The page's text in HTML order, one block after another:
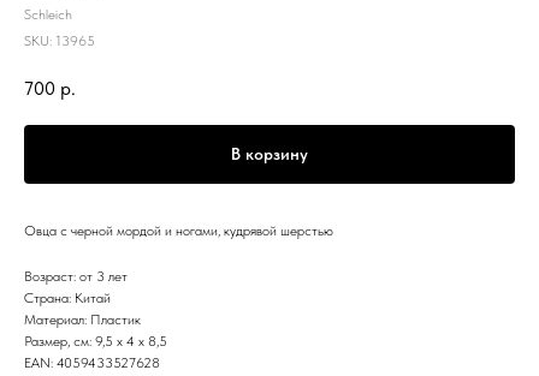
Schleich
SKU: 13965
700 р.
В корзину
Овца с черной мордой и ногами, кудрявой шерстью
Возраст: от 3 лет
Страна: Китай
Материал: Пластик
Размер, см: 9,5 x 4 x 8,5
EAN: 4059433527628